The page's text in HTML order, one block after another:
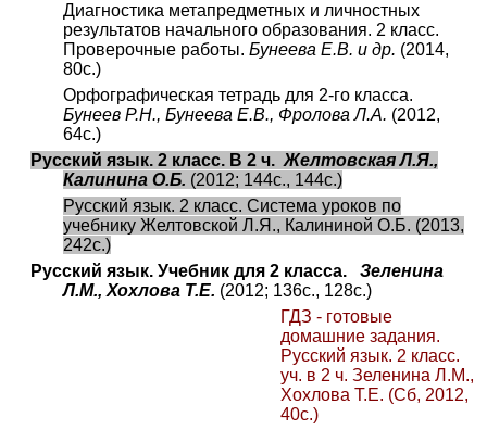
Диагностика метапредметных и личностных
результатов начального образования. 2 класс.
Проверочные работы. Бунеева Е.В. и др. (2014,
80с.)
Орфографическая тетрадь для 2-го класса.
Бунеев Р.Н., Бунеева Е.В., Фролова Л.А. (2012,
64с.)
Русский язык. 2 класс. В 2 ч. Желтовская Л.Я.,
Калинина О.Б. (2012; 144с., 144с.)
Русский язык. 2 класс. Система уроков по
учебнику Желтовской Л.Я., Калининой О.Б. (2013,
242с.)
Русский язык. Учебник для 2 класса. Зеленина
Л.М., Хохлова Т.Е. (2012; 136с., 128с.)
ГДЗ - готовые
домашние задания.
Русский язык. 2 класс.
уч. в 2 ч. Зеленина Л.М.,
Хохлова Т.Е. (Сб, 2012,
40с.)